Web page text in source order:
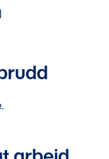
i
n